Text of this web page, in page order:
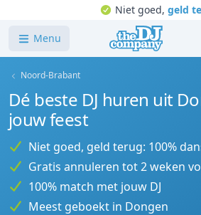
Niet goed, geld
Menu
Noord-Brabant
Dé beste DJ huren uit
jouw feest
Niet goed, geld terug: 100%
Gratis annuleren tot 2 weken
100% match met jouw DJ
Meest geboekt in Dongen